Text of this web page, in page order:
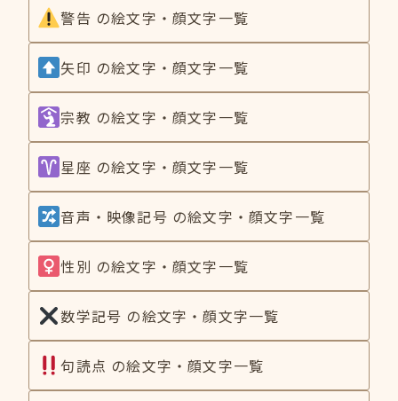
警告 の絵文字・顔文字一覧
矢印 の絵文字・顔文字一覧
宗教 の絵文字・顔文字一覧
星座 の絵文字・顔文字一覧
音声・映像記号 の絵文字・顔文字一覧
性別 の絵文字・顔文字一覧
数学記号 の絵文字・顔文字一覧
句読点 の絵文字・顔文字一覧